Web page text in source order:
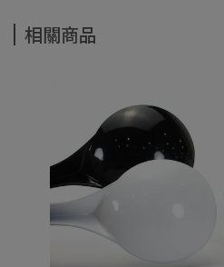
相關商品